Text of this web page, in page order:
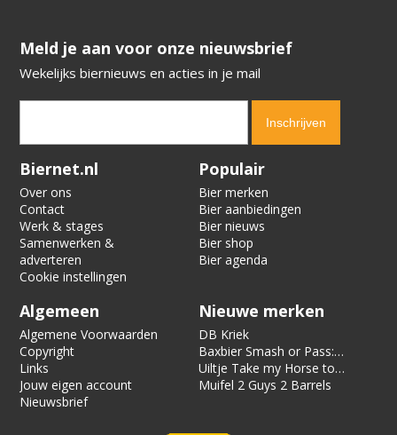
​​​​​​​Meld je aan voor onze nieuwsbrief
Wekelijks biernieuws en acties in je mail
Verification code:
Biernet.nl
Over ons
Contact
Werk & stages
Samenwerken &
adverteren
Cookie instellingen
Populair
Bier merken
Bier aanbiedingen
Bier nieuws
Bier shop
Bier agenda
Algemeen
Algemene Voorwaarden
Copyright
Links
Jouw eigen account
Nieuwsbrief
Nieuwe merken
DB Kriek
Baxbier Smash or Pass:
Strata
Uiltje Take my Horse to
the Hotel Room
Muifel 2 Guys 2 Barrels